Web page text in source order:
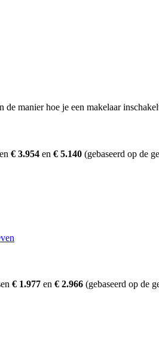
manier hoe je een makelaar
€ 3.954 en € 5.140 (gebaseerd op de
€ 1.977 en € 2.966 (gebaseerd op de